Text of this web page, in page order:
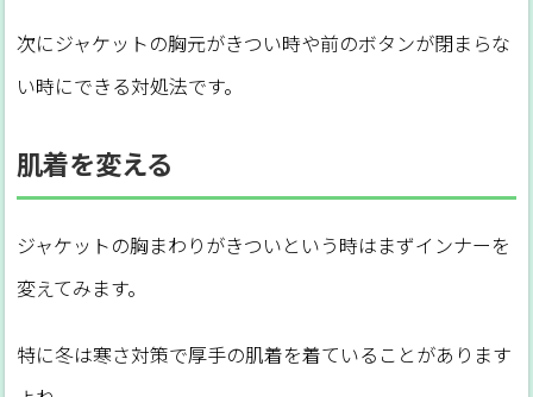
次にジャケットの胸元がきつい時や前のボタンが閉まらな
い時にできる対処法です。
肌着を変える
ジャケットの胸まわりがきついという時はまずインナーを
変えてみます。
特に冬は寒さ対策で厚手の肌着を着ていることがあります